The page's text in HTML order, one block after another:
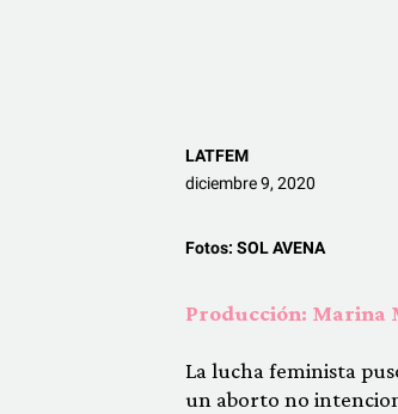
LATFEM
diciembre 9, 2020
Fotos: SOL AVENA
Producción: Marina
La lucha feminista
un aborto no